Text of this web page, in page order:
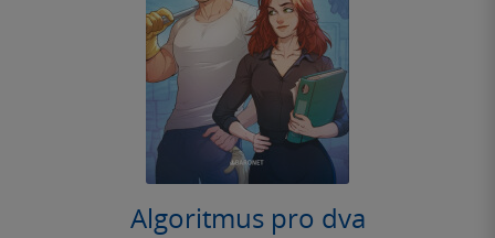
Algoritmus pro dva